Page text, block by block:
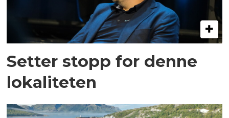
Setter stopp for denne
lokaliteten